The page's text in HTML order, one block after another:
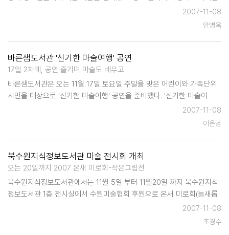
장애청소년들에게 아름다운 여행의 추억을 만들어주고, 부모와의 유대관
계를 돈독히 하며, 사회적응능력을 키워나가기 위해 마련된 '기차와 함께
2007-11-08
안병옥
바른샘도서관 '신기한 마술여행' 공연
17일 2차례, 공연 즐기며 마술도 배우고
바른샘도서관은 오는 11월 17일 토요일 주말을 맞은 어린이와 가족단위
시민을 대상으로 '신기한 마술여행' 공연을 준비했다. '신기한 마술여
행'은 전문마술사의 공연으로 어린이들과 가족이 함께 즐기고 체험할 수
있도록 공연과 함께 마술 배워보기 시간을 함께 진행한다. 공연은 2회로
2007-11-08
이은녕
북수원지식정보도서관 미술 전시회 개최
오는 20일까지 2007 온새 미로회-작은그림전
북수원지식정보도서관에서는 11월 5일 부터 11월20일 까지 북수원지식
정보도서관 1층 전시실에서 수원미술협회 후원으로 온새 미로회(늘새롭
게란 순수 우리말) 회원전인 '작은 그림을 개최한다. 회원 작품 15점을 작
은그림전이란 주제 아래 전시한다.회원 작품 15점이 전시되며 도서관 이
2007-11-08
조경수